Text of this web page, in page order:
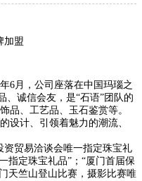
加盟
月，公司座落在中国玛瑙之
、诚信会友，是“石语”团队的
品、工艺品、玉石鉴赏等。
设计、引领着魅力的潮流、
贸易洽谈会唯一指定珠宝礼
指定珠宝礼品”；“厦门首届保
天竺山登山比赛，摄影比赛唯